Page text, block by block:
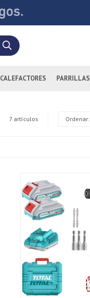
CALEFACTORES PARRILLAS
7 artículos